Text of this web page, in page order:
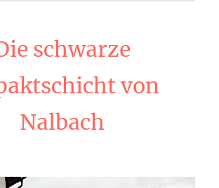
schwarze
von
Nalbach